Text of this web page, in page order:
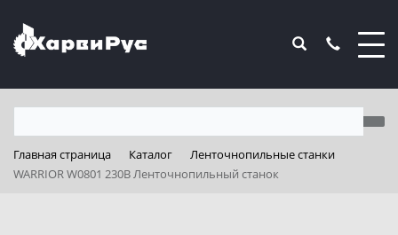
Главная страница Каталог
Ленточнопильные станки
WARRIOR W0801 230В Ленточнопильный станок